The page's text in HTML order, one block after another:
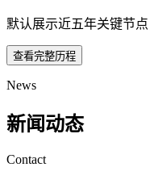
默认展示近五年关键节
查看完整历程
News
新闻动态
Contact